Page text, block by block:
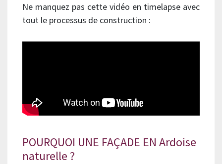
Ne manquez pas cette vidéo en timelapse avec
tout le processus de construction :
POURQUOI UNE FAÇADE EN Ardoise
naturelle ?